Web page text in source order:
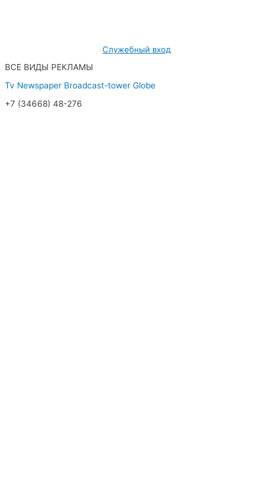
Служебный вход
ВСЕ ВИДЫ РЕКЛАМЫ
Tv Newspaper Broadcast-tower Globe
+7 (34668) 48-276